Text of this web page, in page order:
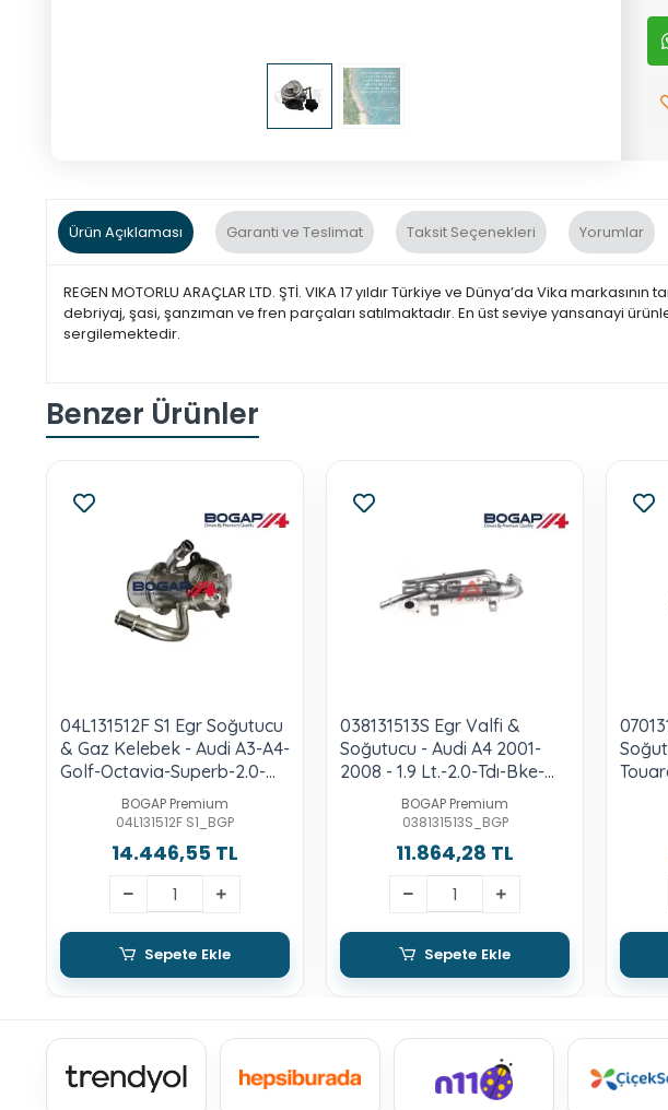
Ürün Açıklaması Garanti ve Teslimat Taksit Seçenekleri Yorumlar
REGEN MOTORLU ARAÇLAR LTD. ŞTİ. VIKA 17 yıldır Türkiye ve Dünya’da Vika
debriyaj, şasi, şanzıman ve fren parçaları satılmaktadır. En üst seviye yansanayi
sergilemektedir.
Benzer Ürünler
04L131512F S1 Egr Soğutucu
& Gaz Kelebek - Audi A3-A4-
Golf-Octavia-Superb-2.0-
Tdı-Crbc-Crlb-Crua-Dbga-
Dcya-Deja
BOGAP Premium
04L131512F S1_BGP
14.446,55 TL
Sepete Ekle
038131513S Egr Valfi &
Soğutucu - Audi A4 2001-
2008 - 1.9 Lt.-2.0-Tdı-Bke-
Brb-BpwBOGAP Premium
038131513S_BGP
11.864,28 TL
Sepete Ekle